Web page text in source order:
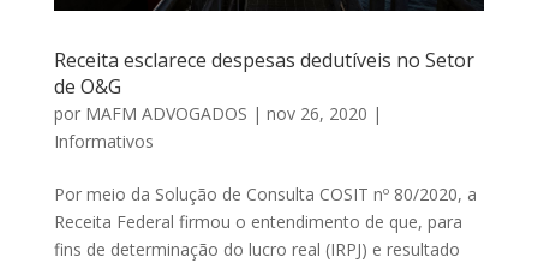
Receita esclarece despesas dedutíveis no Setor
de O&G
por MAFM ADVOGADOS | nov 26, 2020 |
Informativos
Por meio da Solução de Consulta COSIT nº 80/2020, a
Receita Federal firmou o entendimento de que, para
fins de determinação do lucro real (IRPJ) e resultado